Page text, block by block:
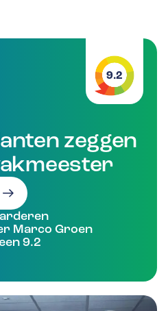
9.2
zeggen
Marco Groen
9.2